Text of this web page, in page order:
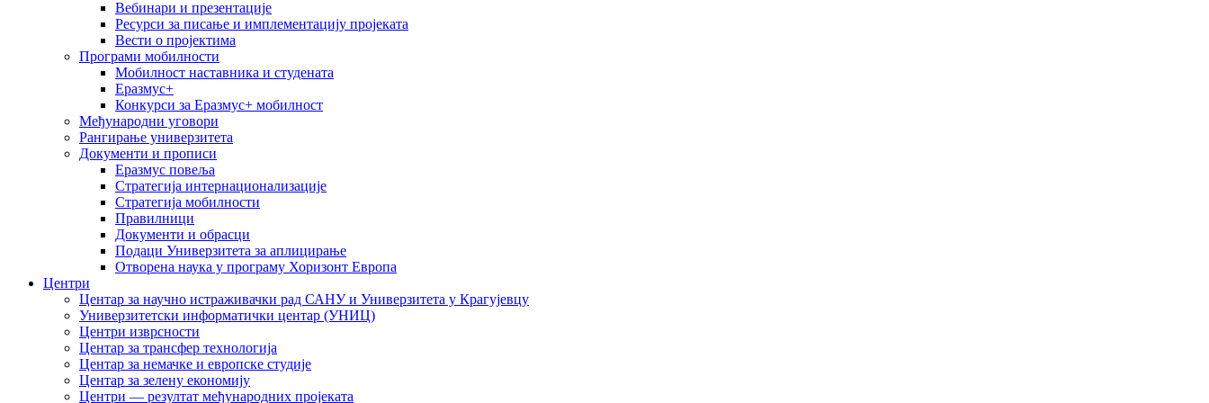
Вебинари и презентације
Ресурси за писање и имплементацију пројеката
Вести о пројектима
Програми мобилности
Мобилност наставника и студената
Еразмус+
Конкурси за Еразмус+ мобилност
Међународни уговори
Рангирање универзитета
Документи и прописи
Еразмус повеља
Стратегија интернационализације
Стратегија мобилности
Правилници
Документи и обрасци
Подаци Универзитета за аплицирање
Отворена наука у програму Хоризонт Европа
Центри
Центар за научно истраживачки рад САНУ и Универзитета у Крагујевцу
Универзитетски информатички центар (УНИЦ)
Центри изврсности
Центар за трансфер технологија
Центар за немачке и европске студије
Центар за зелену економију
Центри — резултат међународних пројеката